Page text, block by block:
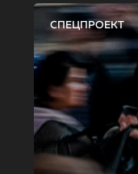
СПЕЦПРОЕКТ